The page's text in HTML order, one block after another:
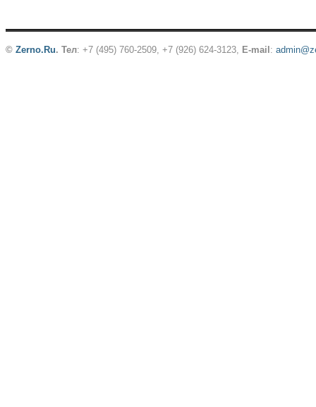
© Zerno.Ru. Тел: +7 (495) 760-2509, +7 (926) 624-3123, E-mail :